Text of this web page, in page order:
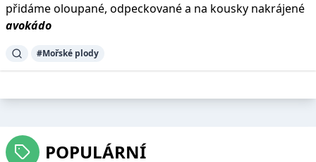
přidáme oloupané, odpeckované a na kousky nakrájené
avokádo
#Mořské plody
POPULÁRNÍ